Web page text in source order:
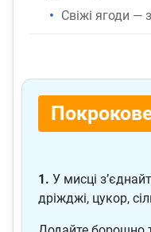
Свіжі ягоди —
1. У мисці
дріжджі, цукор,